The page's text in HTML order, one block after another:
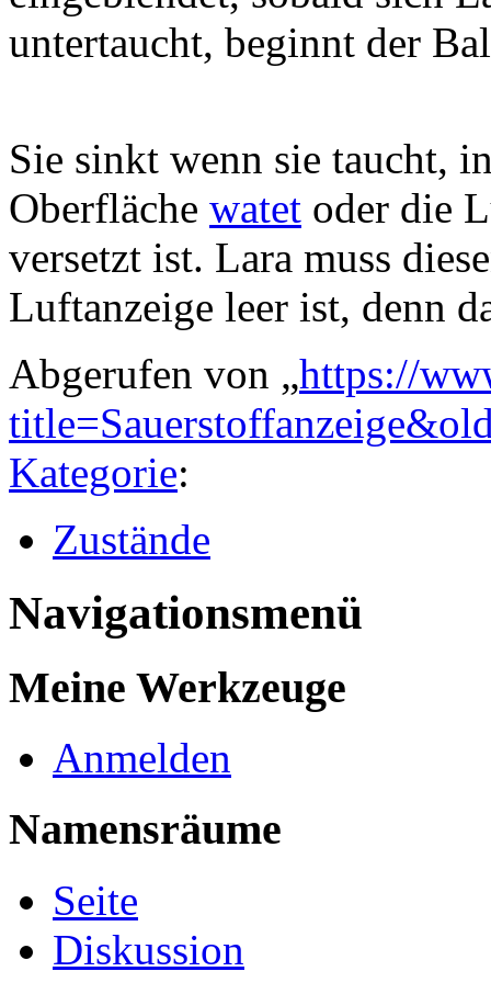
untertaucht, beginnt der
Sie sinkt wenn sie taucht,
Oberfläche watet oder die
versetzt ist. Lara muss
Luftanzeige leer ist, denn
Abgerufen von „https://
Kategorie:
Zustände
Navigationsmenü
Meine Werkzeuge
Anmelden
Namensräume
Seite
Diskussion